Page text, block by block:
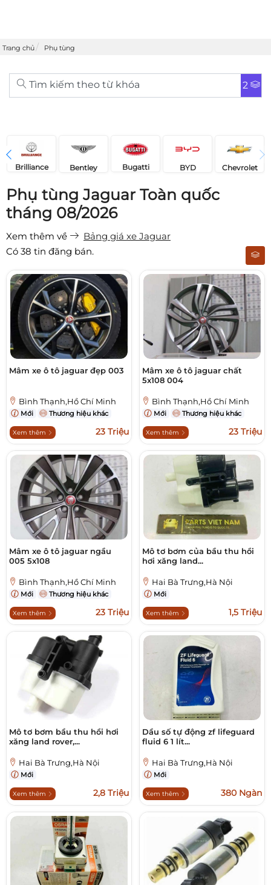
Trang chủ Phụ tùng
Tìm kiếm theo từ khóa 2
Brilliance Bentley Bugatti BYD Chevrolet
Phụ tùng Jaguar Toàn quốc
tháng 08/2026
Xem thêm về
Bảng giá xe Jaguar
Có 38 tin đăng bán.
Mâm xe ô tô jaguar đẹp 003
Bình Thạnh,Hồ Chí Minh
Mới Thương hiệu khác
Xem thêm 23 Triệu
Mâm xe ô tô jaguar chất
5x108 004
Bình Thạnh,Hồ Chí Minh
Mới Thương hiệu khác
Xem thêm 23 Triệu
Mâm xe ô tô jaguar ngầu
005 5x108
Bình Thạnh,Hồ Chí Minh
Mới Thương hiệu khác
Xem thêm 23 Triệu
Mô tơ bơm của bầu thu hồi
hơi xăng land...
Hai Bà Trưng,Hà Nội
Mới
Xem thêm 1,5 Triệu
Mô tơ bơm bầu thu hồi hơi
xăng land rover,...
Hai Bà Trưng,Hà Nội
Mới
Xem thêm 2,8 Triệu
Dầu số tự động zf lifeguard
fluid 6 1 lít...
Hai Bà Trưng,Hà Nội
Mới
Xem thêm 380 Ngàn